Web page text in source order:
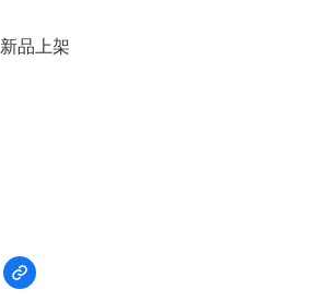
新品上架